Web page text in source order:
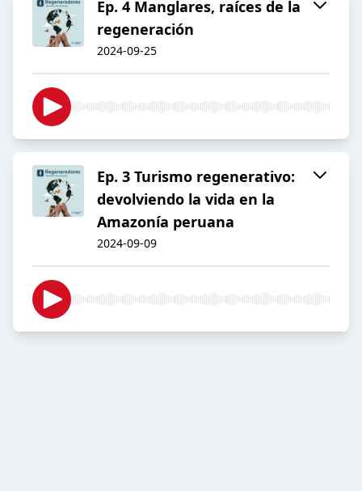
Ep. 4 Manglares, raíces de la
regeneración
2024-09-25
Ep. 3 Turismo regenerativo:
devolviendo la vida en la
Amazonía peruana
2024-09-09